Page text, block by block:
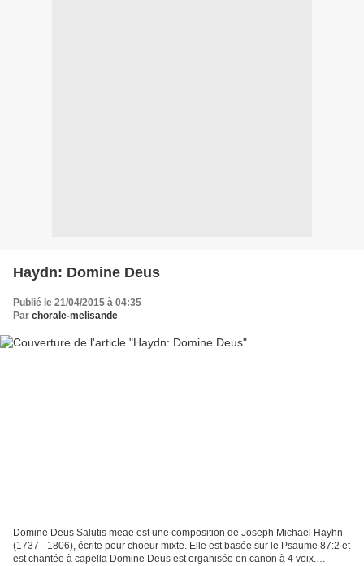
Haydn: Domine Deus
Publié le 21/04/2015 à 04:35
Par chorale-melisande
Domine Deus Salutis meae est une composition de Joseph Michael Hayhn
(1737 - 1806), écrite pour choeur mixte. Elle est basée sur le Psaume 87:2 et
est chantée à capella Domine Deus est organisée en canon à 4 voix.